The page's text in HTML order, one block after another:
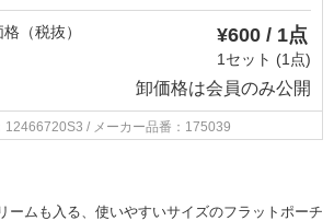
（税抜） ¥600 / 1点
1セット (1点)
卸価格は会員のみ公開
12466720S3 / メーカー品番：175039
ームも入る、使いやすいサイズのフラットポーチ